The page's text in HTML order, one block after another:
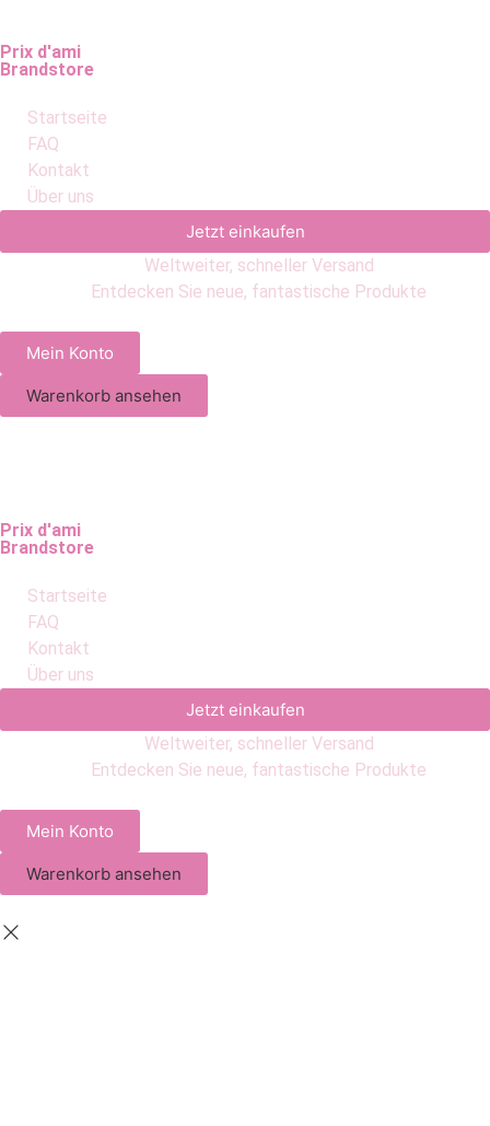
Prix d'ami
Brandstore
Startseite
FAQ
Kontakt
Über uns
Jetzt einkaufen
Weltweiter, schneller Versand
Entdecken Sie neue, fantastische Produkte
Mein Konto
Warenkorb ansehen
Prix d'ami
Brandstore
Startseite
FAQ
Kontakt
Über uns
Jetzt einkaufen
Weltweiter, schneller Versand
Entdecken Sie neue, fantastische Produkte
Mein Konto
Warenkorb ansehen